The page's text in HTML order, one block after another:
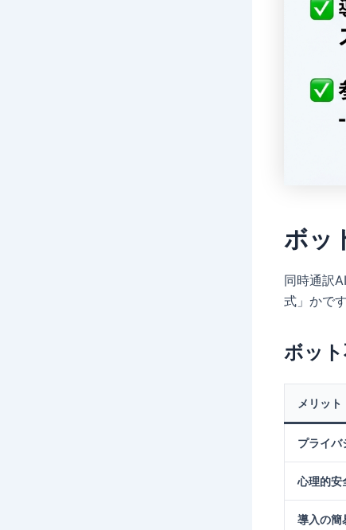
ボッ
同時通訳
式」かです
ボッ
メリット
プライバ
心理的安
導入の簡